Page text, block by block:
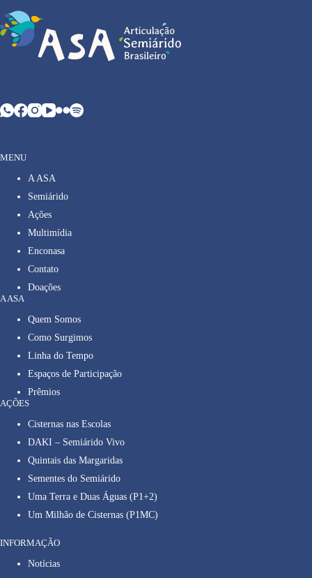
MENU
A ASA
Semiárido
Ações
Multimídia
Enconasa
Contato
Doações
A ASA
Quem Somos
Como Surgimos
Linha do Tempo
Espaços de Participação
Prêmios
AÇÕES
Cisternas nas Escolas
DAKI – Semiárido Vivo
Quintais das Margaridas
Sementes do Semiárido
Uma Terra e Duas Águas (P1+2)
Um Milhão de Cisternas (P1MC)
INFORMAÇÃO
Notícias